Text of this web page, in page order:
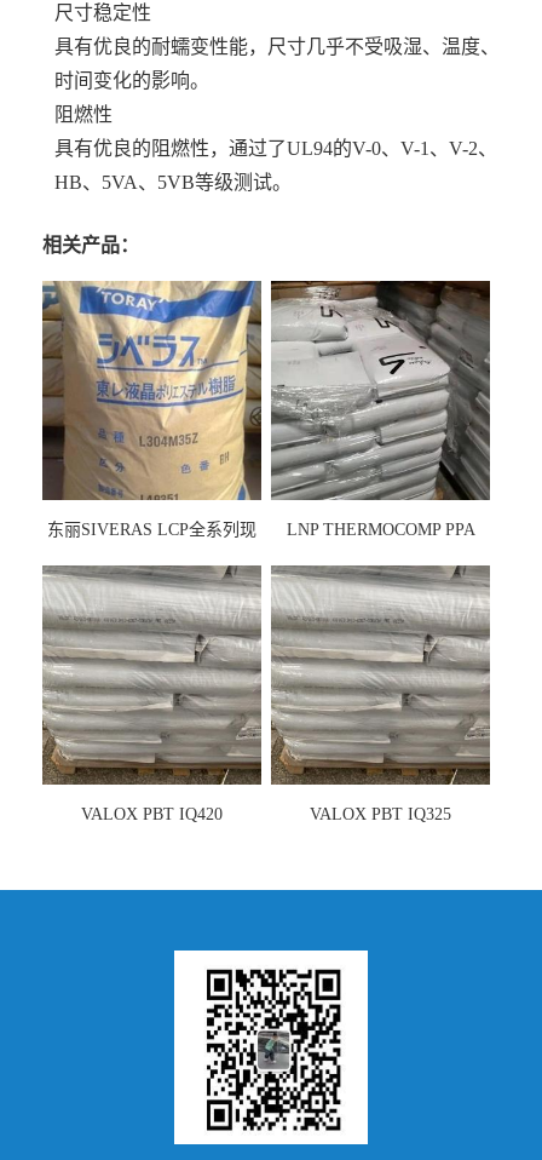
尺寸稳定性
具有优良的耐蠕变性能，尺寸几乎不受吸湿、温度、
时间变化的影响。
阻燃性
具有优良的阻燃性，通过了UL94的V-0、V-1、V-2、
HB、5VA、5VB等级测试。
相关产品：
东丽SIVERAS LCP全系列现
LNP THERMOCOMP PPA
VALOX PBT IQ420 VALOX PBT IQ325